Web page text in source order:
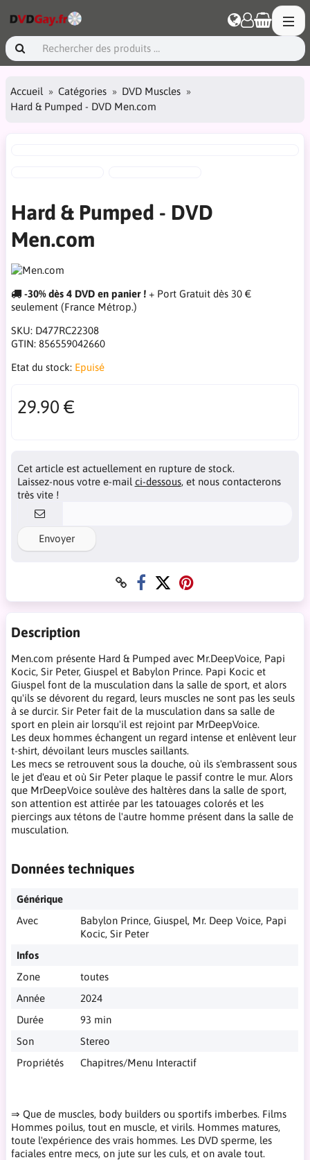
Accueil Catégories
DVD Muscles
Hard & Pumped - DVD Men.com
Hard & Pumped - DVD
Men.com
-30% dès 4 DVD en panier ! + Port Gratuit dès 30 €
seulement (France Métrop.)
SKU: D477RC22308
GTIN: 856559042660
Etat du stock: Epuisé
29.90 €
Cet article est actuellement en rupture de stock.
Laissez-nous votre e-mail ci-dessous, et nous contacterons
très vite !
Envoyer
Description
Men.com présente Hard & Pumped avec Mr.DeepVoice, Papi
Kocic, Sir Peter, Giuspel et Babylon Prince. Papi Kocic et
Giuspel font de la musculation dans la salle de sport, et alors
qu'ils se dévorent du regard, leurs muscles ne sont pas les seuls
à se durcir. Sir Peter fait de la musculation dans sa salle de
sport en plein air lorsqu'il est rejoint par MrDeepVoice.
Les deux hommes échangent un regard intense et enlèvent leur
t-shirt, dévoilant leurs muscles saillants.
Les mecs se retrouvent sous la douche, où ils s'embrassent sous
le jet d'eau et où Sir Peter plaque le passif contre le mur. Alors
que MrDeepVoice soulève des haltères dans la salle de sport,
son attention est attirée par les tatouages colorés et les
piercings aux tétons de l'autre homme présent dans la salle de
musculation.
Données techniques
Générique
Avec
Babylon Prince, Giuspel, Mr. Deep Voice, Papi
Kocic, Sir Peter
Infos
Zone
toutes
Année
2024
Durée
93 min
Son
Stereo
Propriétés
Chapitres/Menu Interactif
⇒ Que de muscles, body builders ou sportifs imberbes. Films
Hommes poilus, tout en muscle, et virils. Hommes matures,
toute l'expérience des vrais hommes. Les DVD sperme, les
faciales entre mecs, on jute sur les culs, et on avale tout.